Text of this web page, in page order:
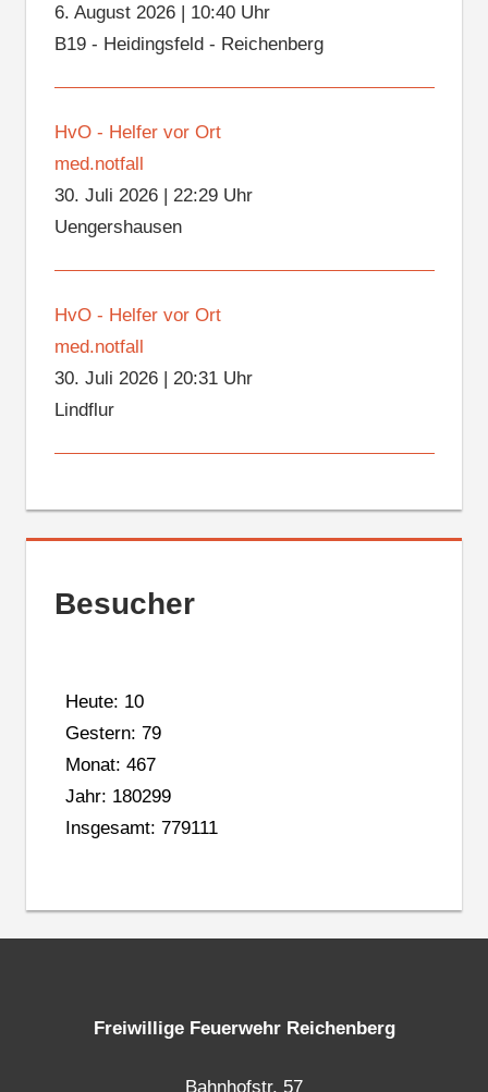
6. August 2026| 10:40 Uhr
B19 - Heidingsfeld - Reichenberg
HvO - Helfer vor Ort
med.notfall
30. Juli 2026| 22:29 Uhr
Uengershausen
HvO - Helfer vor Ort
med.notfall
30. Juli 2026| 20:31 Uhr
Lindflur
Besucher
Heute: 10
Gestern: 79
Monat: 467
Jahr: 180299
Insgesamt: 779111
Freiwillige Feuerwehr Reichenberg
Bahnhofstr. 57